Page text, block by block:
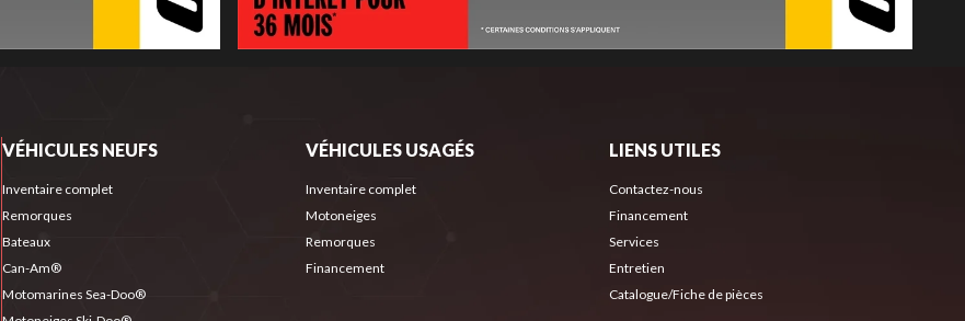
VÉHICULES NEUFS
Inventaire complet
Remorques
Bateaux
Can-Am®
Motomarines Sea-Doo®
VÉHICULES USAGÉS
Inventaire complet
Motoneiges
Remorques
Financement
LIENS UTILES
Contactez-nous
Financement
Services
Entretien
Catalogue/Fiche de pièces